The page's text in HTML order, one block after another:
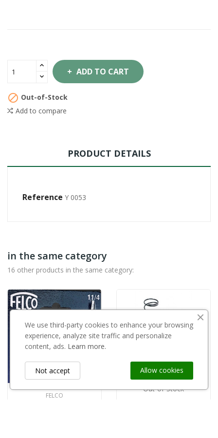
ADD TO CART
 Out-of-Stock
Add to compare
PRODUCT DETAILS
Reference Y 0053
in the same category
16 other products in the same category:
FELCO
Out-of-Stock
We use third-party cookies to enhance your browsing
experience, analyze site traffic and personalize
content, ads. Learn more.
Allow cookies
Not accept